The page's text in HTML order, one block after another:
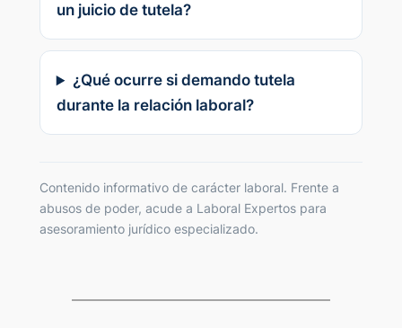
un juicio de tutela?
¿Qué ocurre si demando tutela
durante la relación laboral?
Contenido informativo de carácter laboral. Frente a
abusos de poder, acude a Laboral Expertos para
asesoramiento jurídico especializado.